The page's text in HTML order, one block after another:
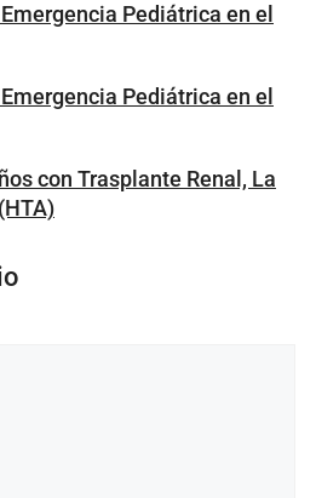
Pediátrica en el
Pediátrica en el
con Trasplante Renal, La